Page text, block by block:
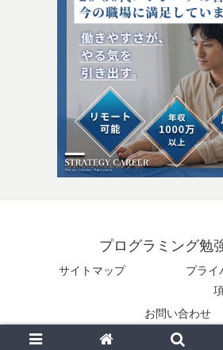
プログラミング勉
サイトマップ
プライ
お問い合わせ
© 2025 プログラミング